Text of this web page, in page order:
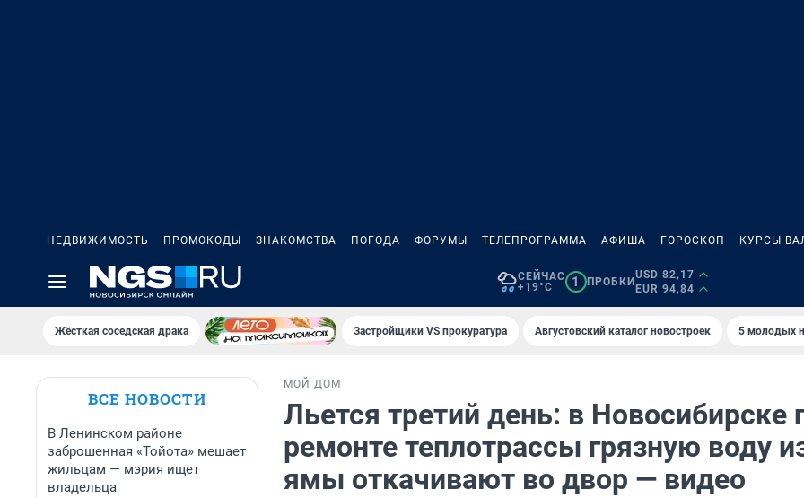
НЕДВИЖИМОСТЬ ПРОМОКОДЫ ЗНАКОМСТВА ПОГОДА ФОРУМЫ ТЕЛЕПРОГРАММА АФИША ГОРОСКОП КУРСЫ
СЕЙЧАС
+19°C
1 ПРОБКИ
USD 82,17
EUR 94,84
Жёсткая соседская драка Застройщики VS прокуратура Августовский каталог новостроек 5 молодых
ВСЕ НОВОСТИ
В Ленинском районе
заброшенная «Тойота» мешает
жильцам — мэрия ищет
владельца
МОЙ ДОМ
Льется третий день: в Новосибирске
ремонте теплотрассы грязную воду
ямы откачивают во двор — видео